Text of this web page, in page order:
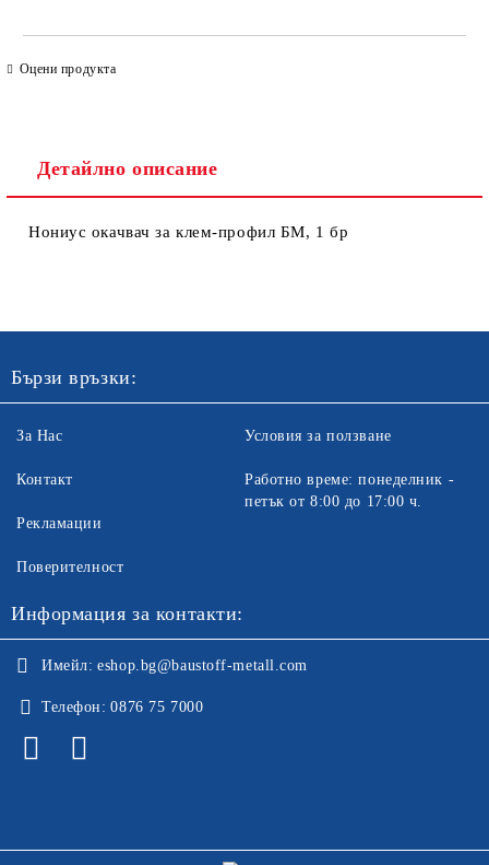
Оцени продукта
Детайлно описание
Нониус окачвач за клем-профил БМ, 1 бр
Бързи връзки:
За Нас
Контакт
Рекламации
Поверителност
Условия за ползване
Работно време: понеделник -
петък от 8:00 до 17:00 ч.
Информация за контакти:
Имейл: eshop.bg@baustoff-metall.com
Телефон: 0876 75 7000